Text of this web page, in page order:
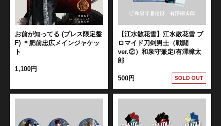
お前が知ってる (プレス限定盤
F) ＊肥前忠広メインジャケッ
ト
1,100円
【江水散花雪】江水散花雪 ブ
ロマイド刀剣男士（戦闘
ver.②）和泉守兼定/有澤樟太
郎
500円 SOLD OUT